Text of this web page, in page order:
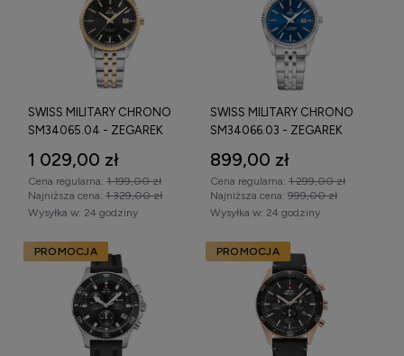
SWISS MILITARY CHRONO
SM34065.04 - ZEGAREK
1 029,00 zł
Cena regularna: 1 199,00 zł
Najniższa cena: 1 329,00 zł
Wysyłka w: 24 godziny
SWISS MILITARY CHRONO
SM34066.03 - ZEGAREK
899,00 zł
Cena regularna: 1 299,00 zł
Najniższa cena: 999,00 zł
Wysyłka w: 24 godziny
PROMOCJA PROMOCJA